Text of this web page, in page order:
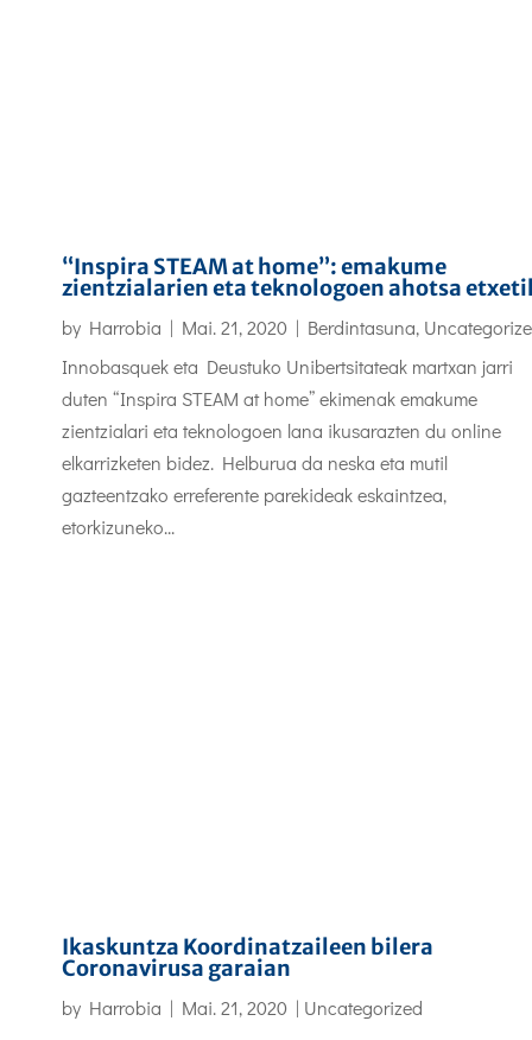
“Inspira STEAM at home”: emakume
zientzialarien eta teknologoen ahotsa
by Harrobia | Mai. 21, 2020 | Berdintasuna,
Innobasquek eta Deustuko Unibertsitateak martxan jarri
duten “Inspira STEAM at home” ekimenak emakume
zientzialari eta teknologoen lana ikusarazten du online
elkarrizketen bidez. Helburua da neska eta mutil
gazteentzako erreferente parekideak eskaintzea,
etorkizuneko...
Ikaskuntza Koordinatzaileen bilera
Coronavirusa garaian
by Harrobia | Mai. 21, 2020 | Uncategorized